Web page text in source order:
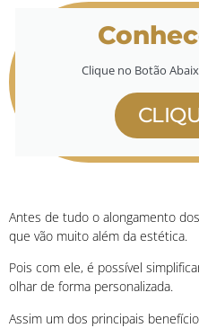
Clique no Botão
Antes de tudo o alongamento
que vão muito além da estética.
Pois com ele, é possível
olhar de forma personalizada.
Assim um dos principais